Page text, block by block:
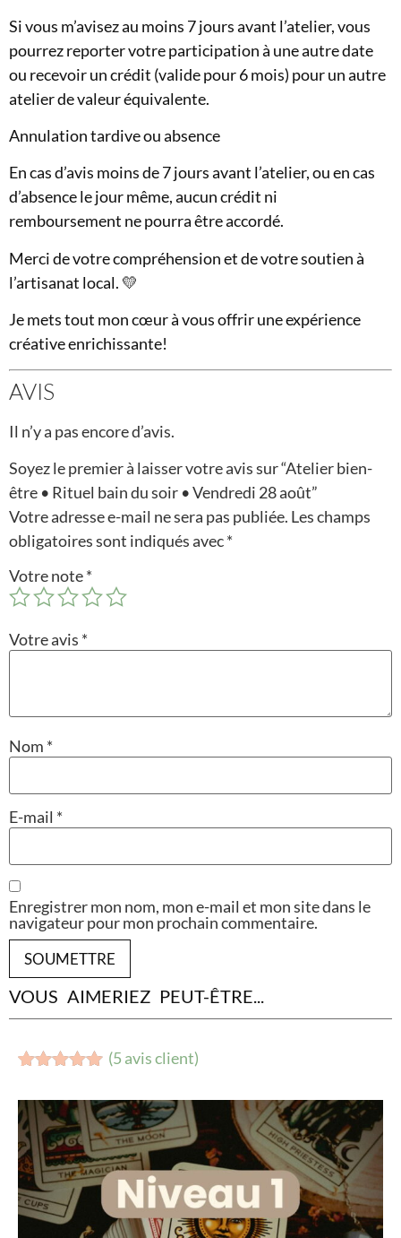
Si vous m’avisez au moins 7 jours avant l’atelier, vous
pourrez reporter votre participation à une autre date
ou recevoir un crédit (valide pour 6 mois) pour un autre
atelier de valeur équivalente.
Annulation tardive ou absence
En cas d’avis moins de 7 jours avant l’atelier, ou en cas
d’absence le jour même, aucun crédit ni
remboursement ne pourra être accordé.
Merci de votre compréhension et de votre soutien à
l’artisanat local. 💛
Je mets tout mon cœur à vous offrir une expérience
créative enrichissante!
AVIS
Il n’y a pas encore d’avis.
Soyez le premier à laisser votre avis sur “Atelier bien-
être • Rituel bain du soir • Vendredi 28 août”
Votre adresse e-mail ne sera pas publiée. Les champs
obligatoires sont indiqués avec*
Votre note*
Votre avis *
Nom *
E-mail *
Enregistrer mon nom, mon e-mail et mon site dans le
navigateur pour mon prochain commentaire.
VOUS AIMERIEZ PEUT-ÊTRE...
sur 5
basé sur
notations
client
(5 avis client)